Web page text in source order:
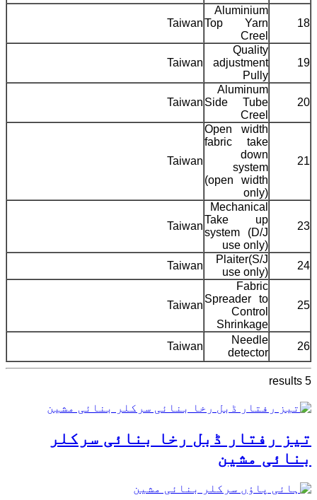
18
Aluminium
Top Yarn
Creel
Taiwan
19
Quality
adjustment
Pully
Taiwan
20
Aluminum
Side Tube
Creel
Taiwan
21
Open width
fabric take
down
system
(open width
only)
Taiwan
23
Mechanical
Take up
system (D/J
use only)
Taiwan
24
Plaiter(S/J
use only)
Taiwan
25
Fabric
Spreader to
Control
Shrinkage
Taiwan
26
Needle
detector
Taiwan
5 results
تیز رفتار ڈبل رخا بنائی سرکلر
بنائی مشین